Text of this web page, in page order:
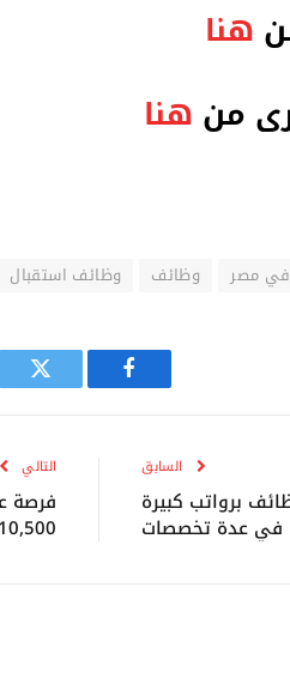
هنا
من هنا
مصر وظائف وظائف استقبال
فيسبوك تويتر
السابق
برواتب كبيرة
في عدة تخصصات
التالي
فرصة
10,500 جنيه في القاهرة